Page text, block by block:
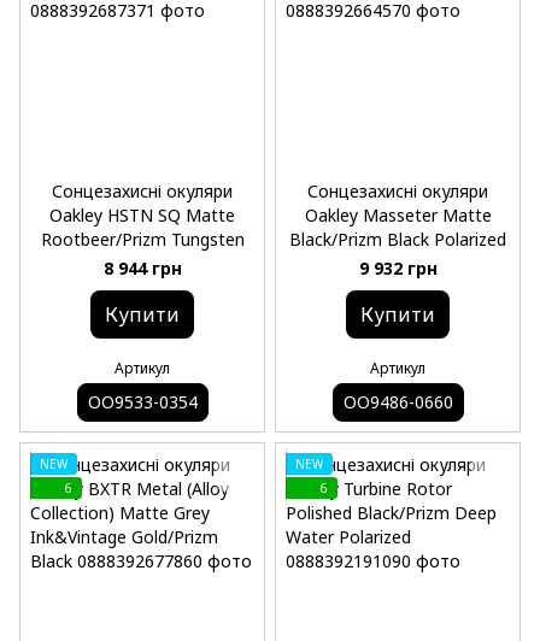
Сонцезахисні окуляри
Oakley HSTN SQ Matte
Rootbeer/Prizm Tungsten
8 944 грн
Купити
Артикул
OO9533-0354
Сонцезахисні окуляри
Oakley Masseter Matte
Black/Prizm Black Polarized
9 932 грн
Купити
Артикул
OO9486-0660
NEW
6
NEW
6